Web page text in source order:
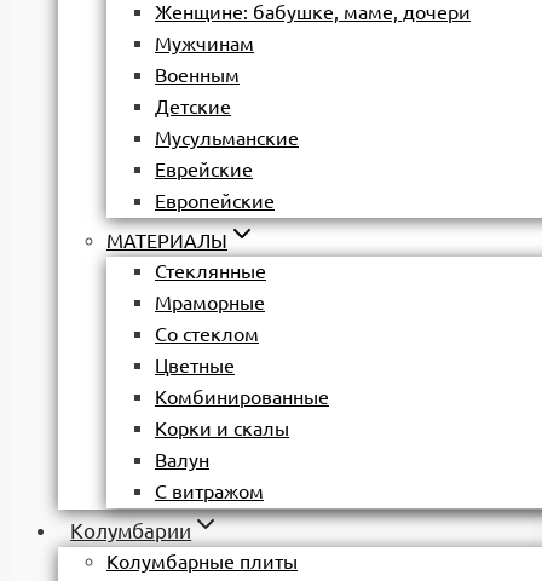
Женщине: бабушке, маме, дочери
Мужчинам
Военным
Детские
Мусульманские
Еврейские
Европейские
МАТЕРИАЛЫ
Стеклянные
Мраморные
Со стеклом
Цветные
Комбинированные
Корки и скалы
Валун
С витражом
Колумбарии
Колумбарные плиты